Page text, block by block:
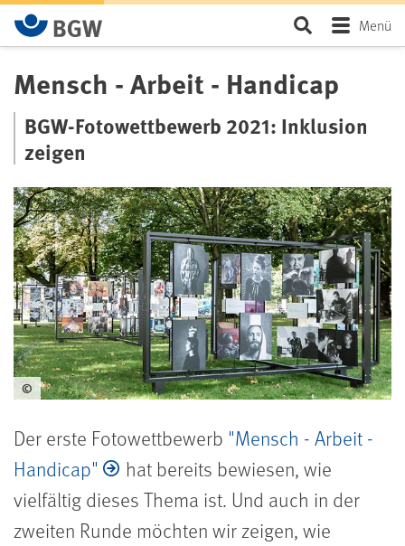
Zum Hauptinhalt springen SeiteMenü
Mensch - Arbeit - Handicap
BGW-Fotowettbewerb 2021: Inklusion
zeigen
©
Der erste Fotowettbewerb "Mensch - Arbeit -
Handicap"
hat bereits bewiesen, wie
vielfältig dieses Thema ist. Und auch in der
zweiten Runde möchten wir zeigen, wie